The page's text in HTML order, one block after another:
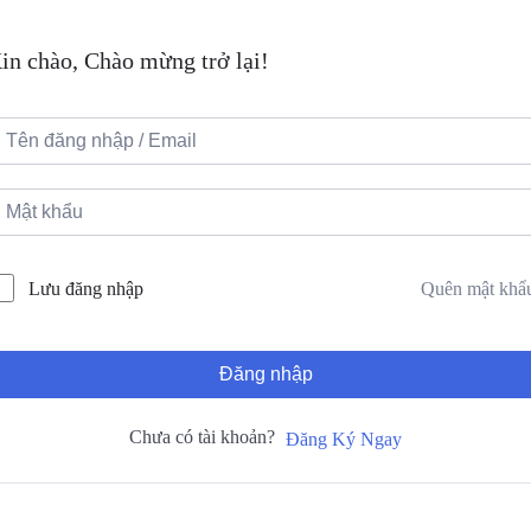
chào, Chào mừng trở lại!
Lưu đăng nhập Quên mật
Đăng nhập
Chưa có tài khoản? Đăng Ký Ngay